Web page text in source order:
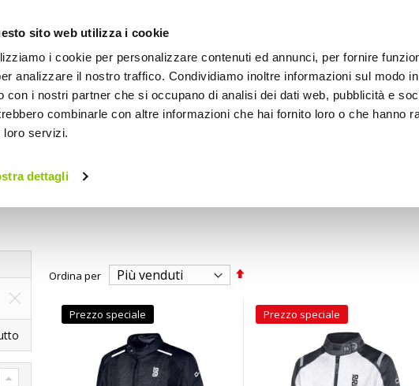
sito web utilizza i cookie
i cookie per personalizzare contenuti ed annunci, per fornire
analizzare il nostro traffico. Condividiamo inoltre informazioni sul modo
con i nostri partner che si occupano di analisi dei dati web, pubblicità e
combinarle con altre informazioni che hai fornito loro o che hanno
loro servizi.
dettagli
Ordina per
Imposta
decrescente
Prezzo speciale Prezzo speciale